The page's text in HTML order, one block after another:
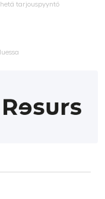
tarjouspyyntö